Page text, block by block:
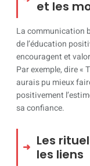
et les
La communication
de l’éducation
encouragent et
Par exemple, dire «
aurais pu mieux
positivement
sa confiance.
Les
les liens